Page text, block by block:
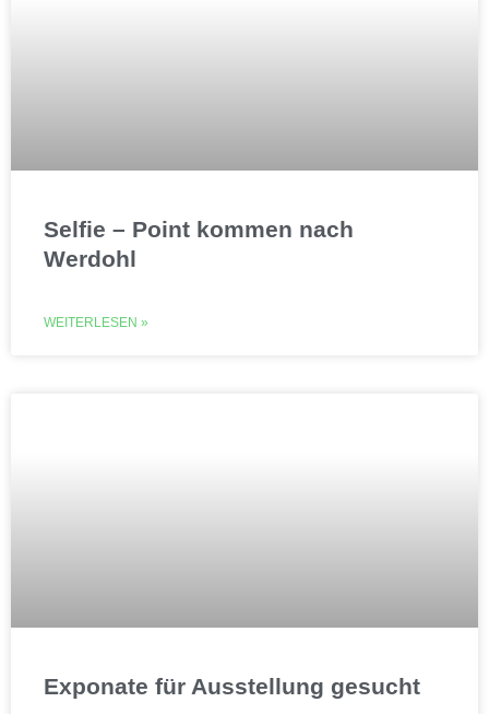
Selfie – Point kommen nach
Werdohl
WEITERLESEN »
Exponate für Ausstellung gesucht